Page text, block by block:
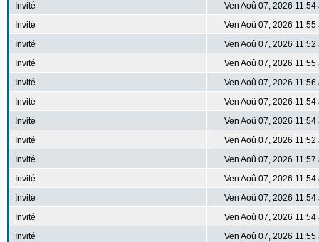
Invité
Ven Aoû 07, 2026 11:54
Invité
Ven Aoû 07, 2026 11:55
Invité
Ven Aoû 07, 2026 11:52
Invité
Ven Aoû 07, 2026 11:55
Invité
Ven Aoû 07, 2026 11:56
Invité
Ven Aoû 07, 2026 11:54
Invité
Ven Aoû 07, 2026 11:54
Invité
Ven Aoû 07, 2026 11:52
Invité
Ven Aoû 07, 2026 11:57
Invité
Ven Aoû 07, 2026 11:54
Invité
Ven Aoû 07, 2026 11:54
Invité
Ven Aoû 07, 2026 11:54
Invité
Ven Aoû 07, 2026 11:55